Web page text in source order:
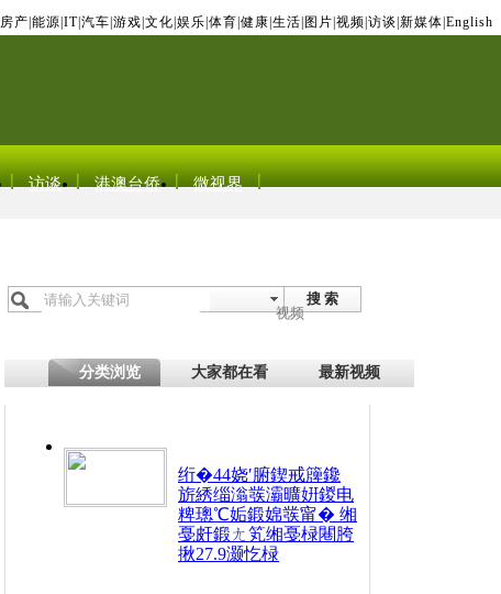
房产 能源 IT| 汽车 游戏 文化 娱乐 体育 健康 生活 图片 视频 访谈 新媒体 English
访谈 港澳台侨 微视界
搜 索
视频
分类浏览 大家都在看 最新视频
绗�44娆′腑鍥戒簰鑱
旂綉缁滃彂灞曠姸鍐电
粺璁℃姤鍛婂彂甯� 缃
戞皯鍛ㄤ笂缃戞椂闀胯
揪27.9灏忔椂